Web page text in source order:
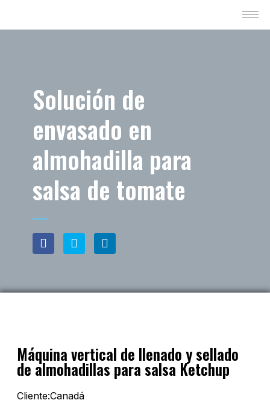
Solución de
envasado en
almohadilla para
salsa de tomate
Máquina vertical de llenado y sellado
de almohadillas para salsa Ketchup
Cliente:Canadá